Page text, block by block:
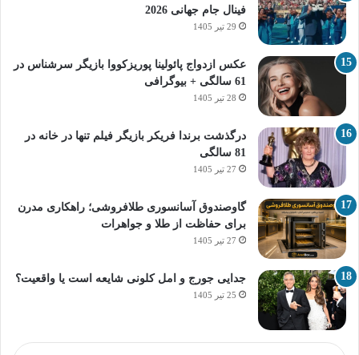
فینال جام جهانی 2026
29 تیر 1405
عکس ازدواج پائولینا پوریزکووا بازیگر سرشناس در
61 سالگی + بیوگرافی
28 تیر 1405
درگذشت برندا فریکر بازیگر فیلم تنها در خانه در
81 سالگی
27 تیر 1405
گاوصندوق آسانسوری طلافروشی؛ راهکاری مدرن
برای حفاظت از طلا و جواهرات
27 تیر 1405
جدایی جورج و امل کلونی شایعه است یا واقعیت؟
25 تیر 1405